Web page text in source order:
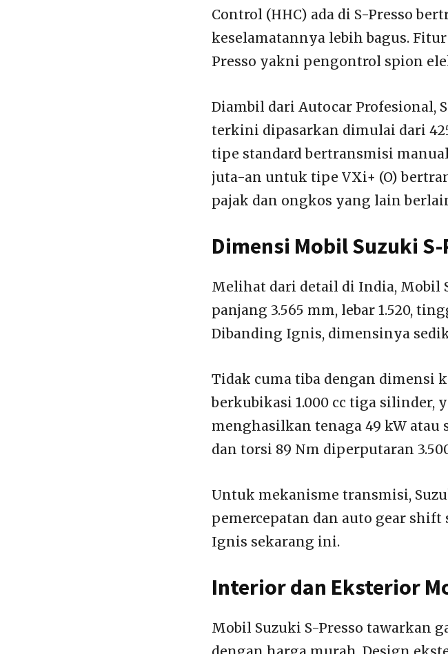
Control (HHC) ada di S-Presso
keselamatannya lebih bagus.
Presso yakni pengontrol spion
Diambil dari Autocar Profesional,
terkini dipasarkan dimulai dari
tipe standard bertransmisi
juta-an untuk tipe VXi+ (O)
pajak dan ongkos yang lain
Dimensi Mobil Suzuki
Melihat dari detail di India, Mobil
panjang 3.565 mm, lebar 1.520,
Dibanding Ignis, dimensinya
Tidak cuma tiba dengan dimensi
berkubikasi 1.000 cc tiga silinder,
menghasilkan tenaga 49 kW atau
dan torsi 89 Nm diperputaran
Untuk mekanisme transmisi,
pemercepatan dan auto gear
Ignis sekarang ini.
Interior dan Eksterior
Mobil Suzuki S-Presso tawarkan